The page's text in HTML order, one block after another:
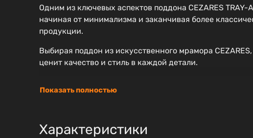
Одним из ключевых аспектов поддона CEZARES
начиная от минимализма и заканчивая более
продукции.
Выбирая поддон из искусственного мрамора
ценит качество и стиль в каждой детали.
Показать полностью
Характеристики